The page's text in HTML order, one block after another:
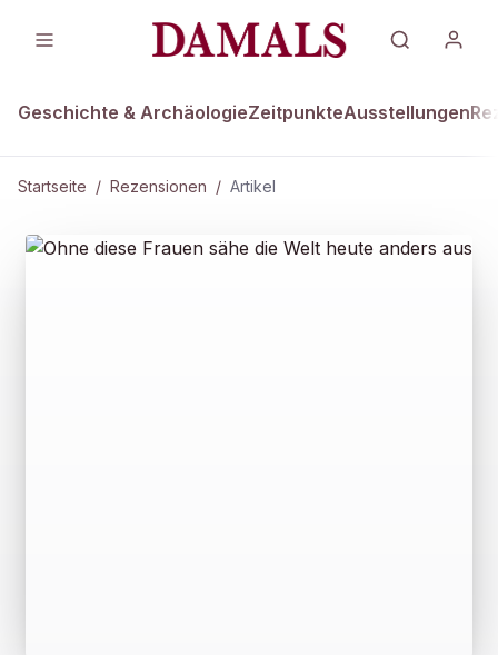
Geschichte & ArchäologieZeitpunkteAusstellungen
Startseite / Rezensionen / Artikel